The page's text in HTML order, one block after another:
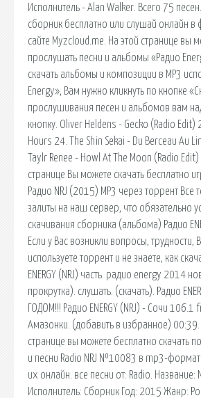
Исполнитель - Alan Walker. Всего 75
сборник бесплатно или слушай онлайн
сайте Myzcloud.me. На этой странице вы
прослушать песни и альбомы «Радио
скачать альбомы и композиции в MP3
Energy», Вам нужно кликнуть по кнопке
прослушивания песен и альбомов вам
кнопку. Oliver Heldens - Gecko (Radio Edit)
Hours 24. The Shin Sekai - Du Berceau Au
Taylr Renee - Howl At The Moon (Radio
странице Вы можете скачать бесплатно
Радио NRJ (2015) MP3 через торрент Все
залиты на наш сервер, что обязательно
скачивания сборника (альбома) Радио
Если у Вас возникли вопросы, трудности,
используете торрент и не знаете, как
ENERGY (NRJ) часть. радио energy 2014
прокрутка). слушать. (скачать). Радио
ГОДОМ!!! Радио ENERGY (NRJ) - Сочи
Амазонки. (добавить в избранное) 00:39.
странице вы можете бесплатно скачать
и песни Radio NRJ №10083 в mp3-
их онлайн. все песни от: Radio. Название:
Исполнитель: Сборник Год: 2015 Жанр: